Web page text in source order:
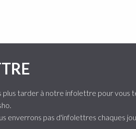
plus tarder à notre infolettre pour vous
enverrons pas d'infolettres chaques